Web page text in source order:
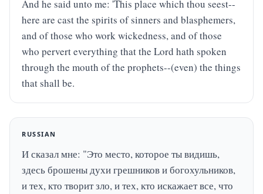
And he said unto me: 'This place which thou seest--
here are cast the spirits of sinners and blasphemers,
and of those who work wickedness, and of those
who pervert everything that the Lord hath spoken
through the mouth of the prophets--(even) the things
that shall be.
RUSSIAN
И сказал мне: "Это место, которое ты видишь,
здесь брошены духи грешников и богохульников,
и тех, кто творит зло, и тех, кто искажает все, что